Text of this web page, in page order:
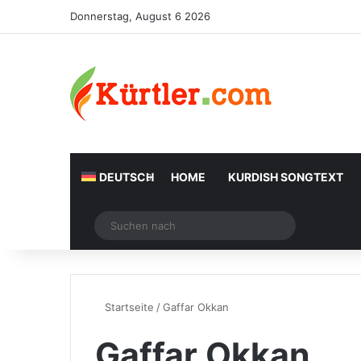
Donnerstag, August 6 2026
DEUTSCH HOME KURDISH SONGTEXT
Zufälliger Artikel
nach
Startseite /Gaffar Okkan